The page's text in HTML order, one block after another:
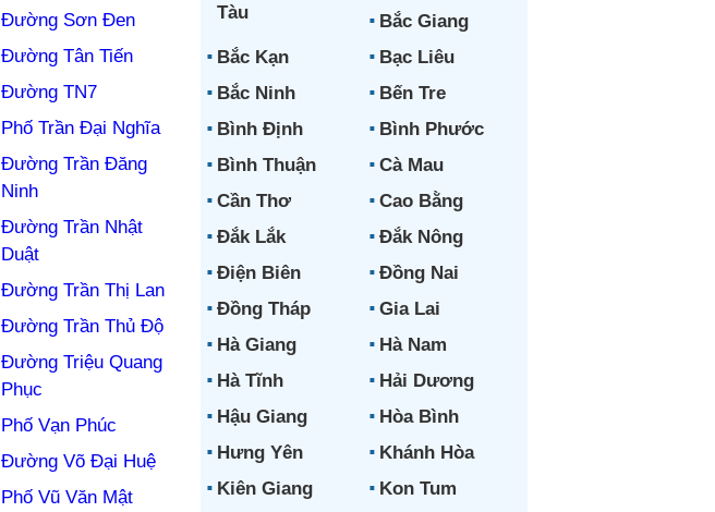
Đường Sơn Đen
Đường Tân Tiến
Đường TN7
Phố Trần Đại Nghĩa
Đường Trần Đăng
Ninh
Đường Trần Nhật
Duật
Đường Trần Thị Lan
Đường Trần Thủ Độ
Đường Triệu Quang
Phục
Phố Vạn Phúc
Đường Võ Đại Huệ
Phố Vũ Văn Mật
Tàu
Bắc Giang
Bắc Kạn
Bạc Liêu
Bắc Ninh
Bến Tre
Bình Định
Bình Phước
Bình Thuận
Cà Mau
Cần Thơ
Cao Bằng
Đắk Lắk
Đắk Nông
Điện Biên
Đồng Nai
Đồng Tháp
Gia Lai
Hà Giang
Hà Nam
Hà Tĩnh
Hải Dương
Hậu Giang
Hòa Bình
Hưng Yên
Khánh Hòa
Kiên Giang
Kon Tum